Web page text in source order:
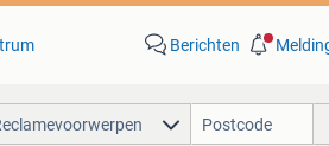
Berichten